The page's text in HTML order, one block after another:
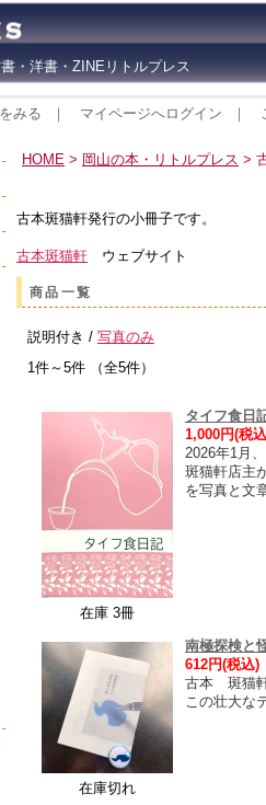
・洋書・ZINEリトルプレス
みる ｜ マイページへログイン ｜
HOME > 岡山の本・リトルプレス >
古本斑猫軒発行の小冊子です。
古本斑猫軒 ウェブサイト
商品一覧
説明付き / 写真のみ
1件～5件 （全5件）
在庫 3冊
タイフ食日
1,000円(税
2026年1月
斑猫軒店主
を写真と文
在庫切れ
南極探検と
612円(税込)
古本 斑猫
この壮大な